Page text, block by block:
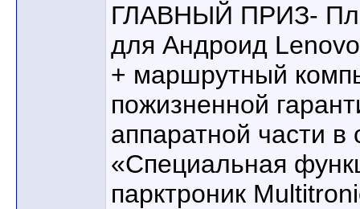
ГЛАВНЫЙ ПРИЗ-
для Андроид
+ маршрутный
пожизненной
аппаратной части
«Специальная
парктроник